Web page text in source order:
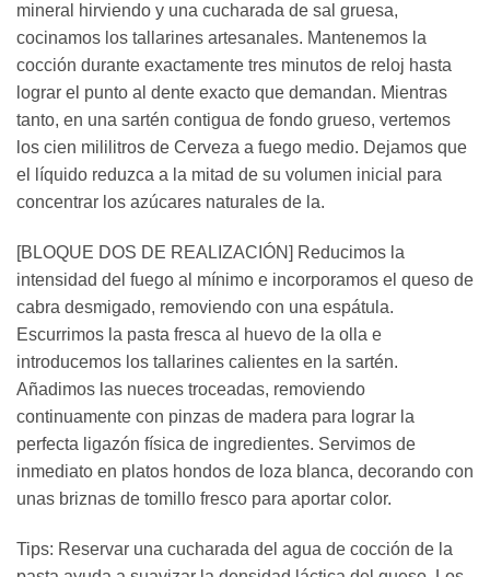
mineral hirviendo y una cucharada de sal gruesa,
cocinamos los tallarines artesanales. Mantenemos la
cocción durante exactamente tres minutos de reloj hasta
lograr el punto al dente exacto que demandan. Mientras
tanto, en una sartén contigua de fondo grueso, vertemos
los cien mililitros de Cerveza a fuego medio. Dejamos que
el líquido reduzca a la mitad de su volumen inicial para
concentrar los azúcares naturales de la.
[BLOQUE DOS DE REALIZACIÓN] Reducimos la
intensidad del fuego al mínimo e incorporamos el queso de
cabra desmigado, removiendo con una espátula.
Escurrimos la pasta fresca al huevo de la olla e
introducemos los tallarines calientes en la sartén.
Añadimos las nueces troceadas, removiendo
continuamente con pinzas de madera para lograr la
perfecta ligazón física de ingredientes. Servimos de
inmediato en platos hondos de loza blanca, decorando con
unas briznas de tomillo fresco para aportar color.
Tips: Reservar una cucharada del agua de cocción de la